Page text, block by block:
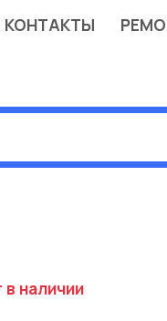
КОНТАКТЫ
в наличии